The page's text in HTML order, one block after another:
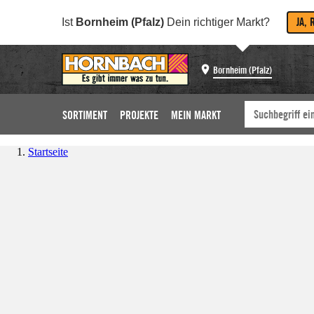
Ist Bornheim (Pfalz) Dein richtiger Markt? JA,
Bornheim (Pfalz)
SORTIMENT PROJEKTE MEIN MARKT
Startseite